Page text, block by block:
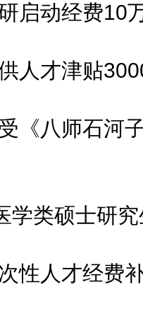
动经费10
才津贴3000
八师石河子
类硕士研究
人才经费补